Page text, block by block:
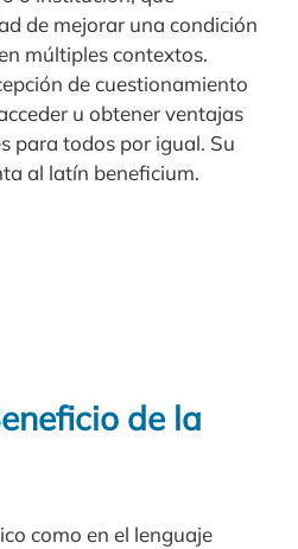
de mejorar una condición
múltiples contextos.
de cuestionamiento
u obtener ventajas
para todos por igual. Su
al latín beneficium.
de la
como en el lenguaje